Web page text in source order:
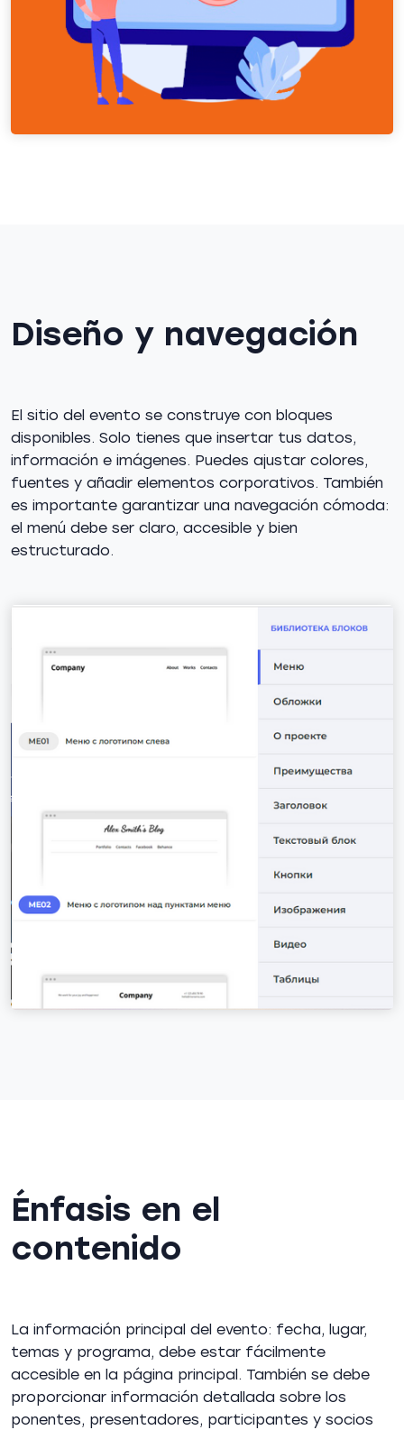
Diseño y navegación
El sitio del evento se construye con bloques
disponibles. Solo tienes que insertar tus datos,
información e imágenes. Puedes ajustar colores,
fuentes y añadir elementos corporativos. También
es importante garantizar una navegación cómoda:
el menú debe ser claro, accesible y bien
estructurado.
Énfasis en el
contenido
La información principal del evento: fecha, lugar,
temas y programa, debe estar fácilmente
accesible en la página principal. También se debe
proporcionar información detallada sobre los
ponentes, presentadores, participantes y socios